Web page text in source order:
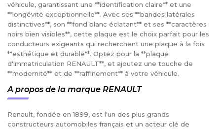
véhicule, garantissant une **identification claire** et une
**longévité exceptionnelle**. Avec ses **bandes latérales
distinctives**, son **fond blanc éclatant** et ses **caractères
noirs bien visibles**, cette plaque est le choix parfait pour les
conducteurs exigeants qui recherchent une plaque à la fois
**esthétique et durable**. Optez pour la **plaque
d'immatriculation RENAULT**, et ajoutez une touche de
**modernité** et de **raffinement** à votre véhicule.
A propos de la marque RENAULT
Renault, fondée en 1899, est l'un des plus grands
constructeurs automobiles français et un acteur clé de